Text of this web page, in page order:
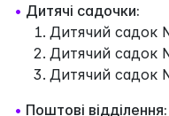
• Дитячі садочки:
Дитячий садок
Дитячий садок
Дитячий садок
• Поштові відділення: